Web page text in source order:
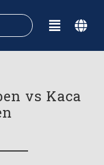
vs Kaca